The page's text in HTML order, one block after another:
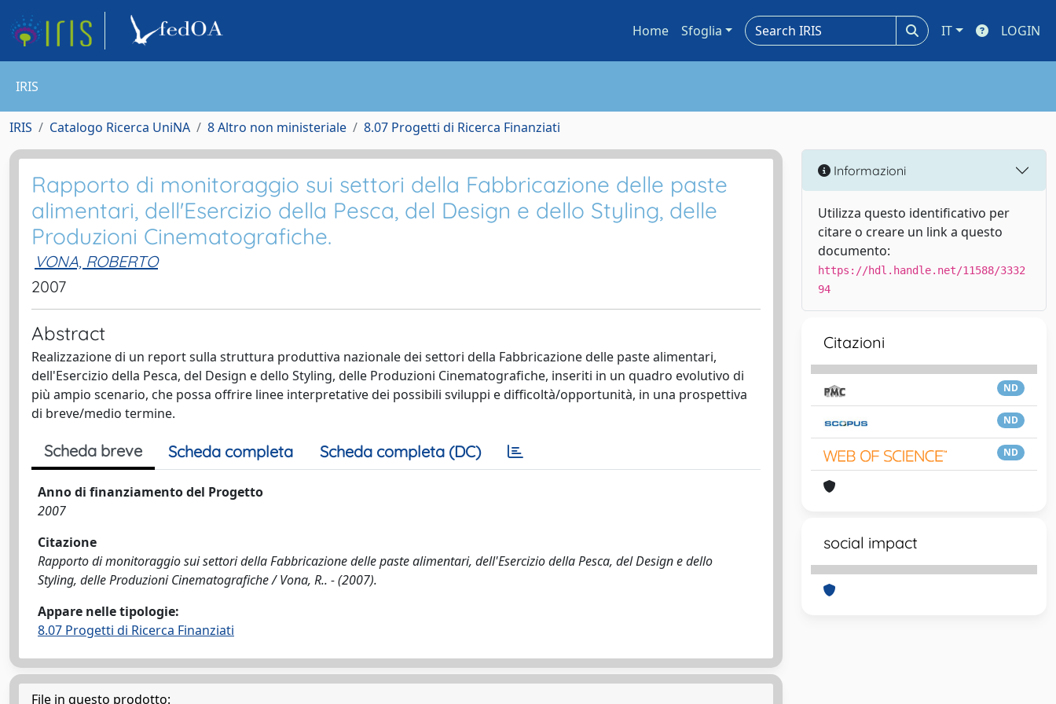
Home Sfoglia IT LOGIN
IRIS
IRIS Catalogo Ricerca UniNA 8 Altro non ministeriale 8.07 Progetti di Ricerca Finanziati
Rapporto di monitoraggio sui settori della Fabbricazione delle paste
alimentari, dell'Esercizio della Pesca, del Design e dello Styling, delle
Produzioni Cinematografiche.
VONA, ROBERTO
2007
Abstract
Realizzazione di un report sulla struttura produttiva nazionale dei settori della Fabbricazione delle paste alimentari,
dell'Esercizio della Pesca, del Design e dello Styling, delle Produzioni Cinematografiche, inseriti in un quadro evolutivo di
più ampio scenario, che possa offrire linee interpretative dei possibili sviluppi e difficoltà/opportunità, in una prospettiva
di breve/medio termine.
Scheda breve Scheda completa Scheda completa (DC)
Anno di finanziamento del Progetto
2007
Citazione
Rapporto di monitoraggio sui settori della Fabbricazione delle paste alimentari, dell'Esercizio della Pesca, del Design e dello
Styling, delle Produzioni Cinematografiche / Vona, R.. - (2007).
Appare nelle tipologie:
8.07 Progetti di Ricerca Finanziati
File in questo prodotto:
Informazioni
Utilizza questo identificativo per
citare o creare un link a questo
documento:
https://hdl.handle.net/11588/3332
94
Citazioni
ND
ND
ND
social impact